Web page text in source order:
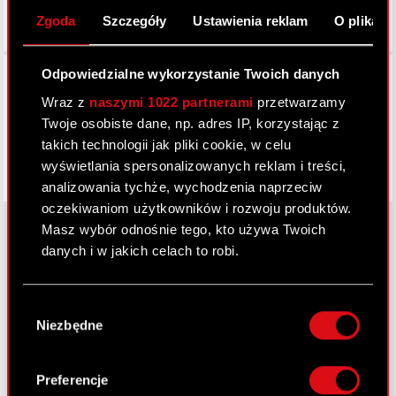
Zgoda Szczegóły Ustawienia reklam O
Odpowiedzialne wykorzystanie Twoich danych
Wraz z naszymi 1022 partnerami przetwarzamy
Twoje osobiste dane, np. adres IP, korzystając z
takich technologii jak pliki cookie, w celu
wyświetlania spersonalizowanych reklam i treści,
analizowania tychże, wychodzenia naprzeciw
oczekiwaniom użytkowników i rozwoju produktów.
Masz wybór odnośnie tego, kto używa Twoich
danych i w jakich celach to robi.
Gromadzić dane dotyczące Twojej
lokalizacji geograficznej z dokładnością nawet
Identyfikować Twoje urządzenie, aktywnie
zgody
Niezbędne
Preferencje
Facebook
Inwestorzy